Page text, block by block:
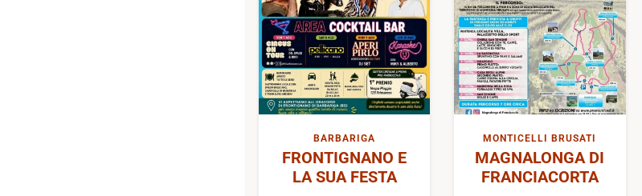
BARBARIGA
FRONTIGNANO E
LA SUA FESTA
MONTICELLI BRUSATI
MAGNALONGA DI
FRANCIACORTA